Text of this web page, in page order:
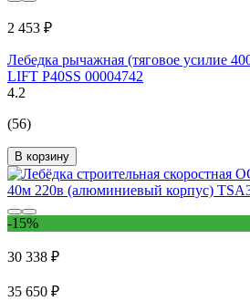
2 453 ₽
Лебедка рычажная (тяговое усилие
LIFT P40SS 00004742
4.2
(56)
В корзину
-15%
30 338 ₽
35 650 ₽